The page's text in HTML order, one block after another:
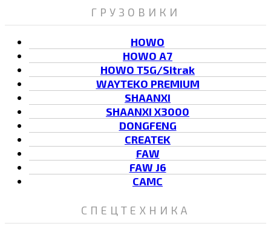
ГРУЗОВИКИ
HOWO
HOWO A7
HOWO T5G/Sitrak
WAYTEKO PREMIUM
SHAANXI
SHAANXI X3000
DONGFENG
CREATEK
FAW
FAW J6
CAMC
СПЕЦТЕХНИКА